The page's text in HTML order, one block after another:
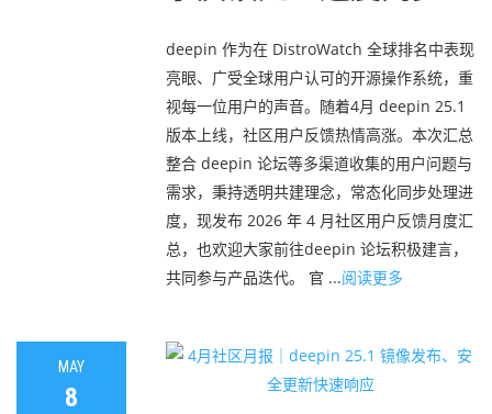
deepin 作为在 DistroWatch 全球排名中表现
亮眼、广受全球用户认可的开源操作系统，重
视每一位用户的声音。随着4月 deepin 25.1
版本上线，社区用户反馈热情高涨。本次汇总
整合 deepin 论坛等多渠道收集的用户问题与
需求，秉持透明共建理念，常态化同步处理进
度，现发布 2026 年 4 月社区用户反馈月度汇
总，也欢迎大家前往deepin 论坛积极建言，
共同参与产品迭代。 官 ...阅读更多
MAY
8